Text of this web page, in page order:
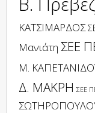
ΚΑΤΣΙΜΑΡΔΟΣ
Μανιάτη ΣΕΕ
Μ.
Δ. ΜΑΚΡΗ ΣΕΕ